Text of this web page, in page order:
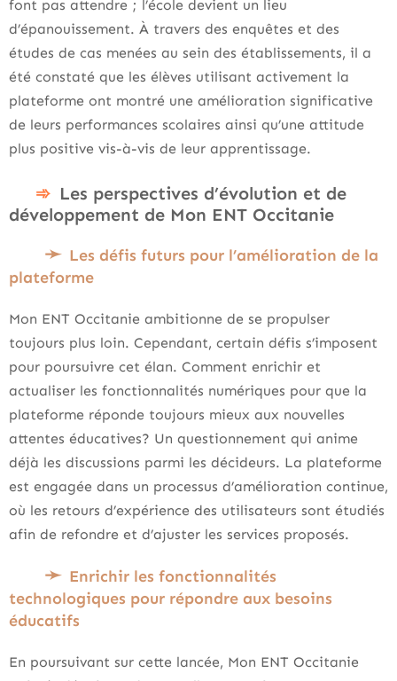
font pas attendre ; l’école devient un lieu
d’épanouissement. À travers des enquêtes et des
études de cas menées au sein des établissements, il a
été constaté que les élèves utilisant activement la
plateforme ont montré une amélioration significative
de leurs performances scolaires ainsi qu’une attitude
plus positive vis-à-vis de leur apprentissage.
Les perspectives d’évolution et de
développement de Mon ENT Occitanie
Les défis futurs pour l’amélioration de la
plateforme
Mon ENT Occitanie ambitionne de se propulser
toujours plus loin. Cependant, certain défis s’imposent
pour poursuivre cet élan. Comment enrichir et
actualiser les fonctionnalités numériques pour que la
plateforme réponde toujours mieux aux nouvelles
attentes éducatives? Un questionnement qui anime
déjà les discussions parmi les décideurs. La plateforme
est engagée dans un processus d’amélioration continue,
où les retours d’expérience des utilisateurs sont étudiés
afin de refondre et d’ajuster les services proposés.
Enrichir les fonctionnalités
technologiques pour répondre aux besoins
éducatifs
En poursuivant sur cette lancée, Mon ENT Occitanie